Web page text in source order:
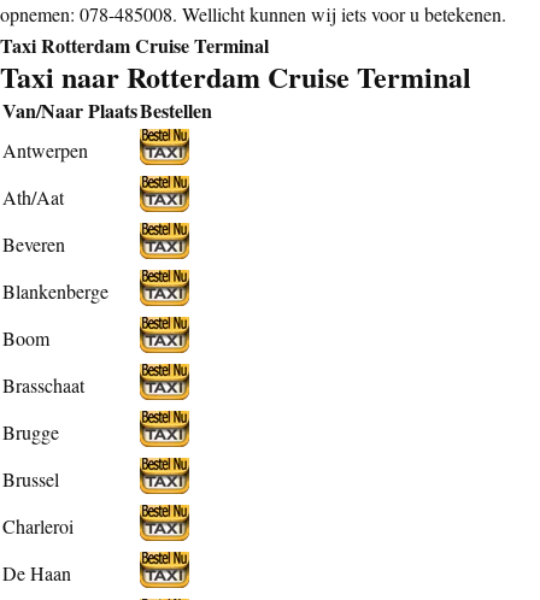
opnemen: 078-485008. Wellicht kunnen wij iets voor u betekenen.
Taxi Rotterdam Cruise Terminal
Taxi naar Rotterdam Cruise Terminal
Van/Naar PlaatsBestellen
Antwerpen
Ath/Aat
Beveren
Blankenberge
Boom
Brasschaat
Brugge
Brussel
Charleroi
De Haan